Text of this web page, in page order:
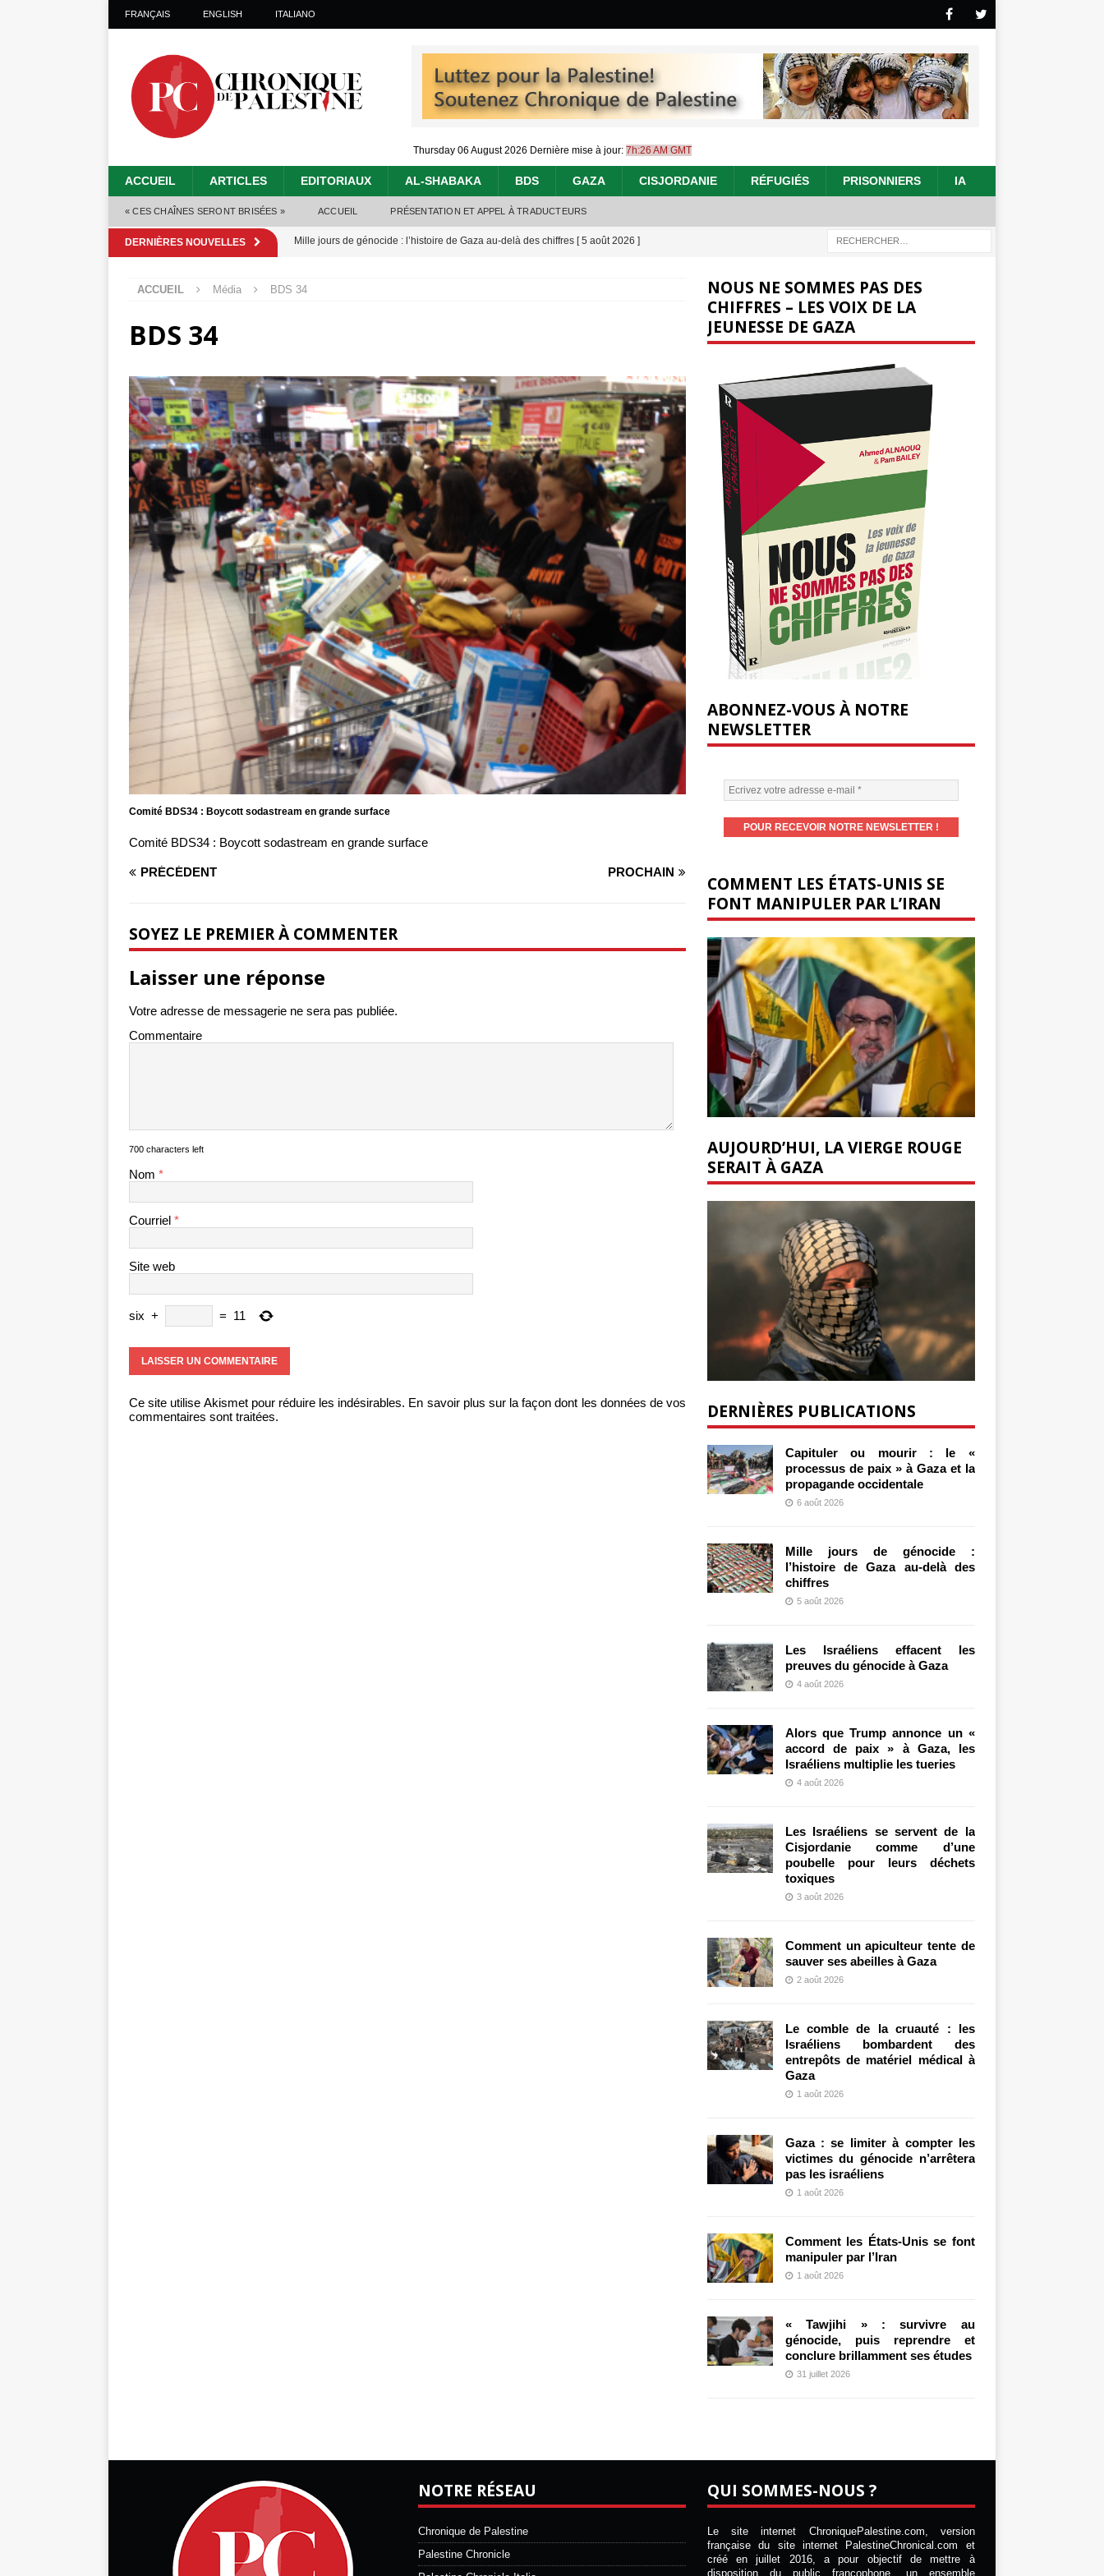
FRANÇAIS ENGLISH ITALIANO
Thursday 06 August 2026 Dernière mise à jour: 7h:26 AM GMT
ACCUEIL ARTICLES EDITORIAUX AL-SHABAKA BDS GAZA CISJORDANIE RÉFUGIÉS PRISONNIERS IA
« CES CHAÎNES SERONT BRISÉES » ACCUEIL PRÉSENTATION ET APPEL À TRADUCTEURS
DERNIÈRES NOUVELLES Mille jours de génocide : l’histoire de Gaza au-delà des chiffres [ 5 août 2026 ]
Alors que Trump annonce un « accord de paix » à Gaza, les Israéliens multiplie les
toxiques[ 3 août 2026 ]
Capituler ou mourir : le « processus de paix » à Gaza et la propagande occidentale[
6 août 2026 ]
ACCUEIL Média BDS 34
BDS 34
Comité BDS34 : Boycott sodastream en grande surface
Comité BDS34 : Boycott sodastream en grande surface
PRÉCÉDENT PROCHAIN
SOYEZ LE PREMIER À COMMENTER
Laisser une réponse
Votre adresse de messagerie ne sera pas publiée.
Commentaire
700 characters left
Nom *
Courriel *
Site web
six + = 11
Ce site utilise Akismet pour réduire les indésirables. En savoir plus sur la façon dont les données de vos
commentaires sont traitées.
NOUS NE SOMMES PAS DES
CHIFFRES – LES VOIX DE LA
JEUNESSE DE GAZA
ABONNEZ-VOUS À NOTRE
NEWSLETTER
COMMENT LES ÉTATS-UNIS SE
FONT MANIPULER PAR L’IRAN
AUJOURD’HUI, LA VIERGE ROUGE
SERAIT À GAZA
DERNIÈRES PUBLICATIONS
Capituler ou mourir : le «
processus de paix » à Gaza et la
propagande occidentale
6 août 2026
Mille jours de génocide :
l’histoire de Gaza au-delà des
chiffres
5 août 2026
Les Israéliens effacent les
preuves du génocide à Gaza
4 août 2026
Alors que Trump annonce un «
accord de paix » à Gaza, les
Israéliens multiplie les tueries
4 août 2026
Les Israéliens se servent de la
Cisjordanie comme d’une
poubelle pour leurs déchets
toxiques
3 août 2026
Comment un apiculteur tente de
sauver ses abeilles à Gaza
2 août 2026
Le comble de la cruauté : les
Israéliens bombardent des
entrepôts de matériel médical à
Gaza
1 août 2026
Gaza : se limiter à compter les
victimes du génocide n’arrêtera
pas les israéliens
1 août 2026
Comment les États-Unis se font
manipuler par l’Iran
1 août 2026
« Tawjihi » : survivre au
génocide, puis reprendre et
conclure brillamment ses études
31 juillet 2026
NOTRE RÉSEAU
Chronique de Palestine
Palestine Chronicle
QUI SOMMES-NOUS ?
Le site internet ChroniquePalestine.com, version
française du site internet PalestineChronical.com et
créé en juillet 2016, a pour objectif de mettre à
disposition du public francophone, un ensemble